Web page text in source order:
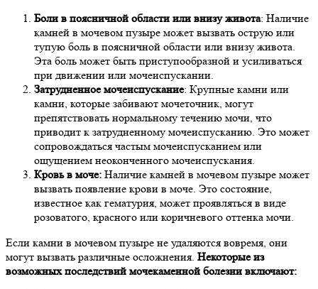
Боли в поясничной области или внизу живота: Наличие
камней в мочевом пузыре может вызвать острую или
тупую боль в поясничной области или внизу живота.
Эта боль может быть приступообразной и усиливаться
при движении или мочеиспускании.
Затрудненное мочеиспускание: Крупные камни или
камни, которые забивают мочеточник, могут
препятствовать нормальному течению мочи, что
приводит к затрудненному мочеиспусканию. Это может
сопровождаться частым мочеиспусканием или
ощущением неоконченного мочеиспускания.
Кровь в моче: Наличие камней в мочевом пузыре может
вызвать появление крови в моче. Это состояние,
известное как гематурия, может проявляться в виде
розоватого, красного или коричневого оттенка мочи.
Если камни в мочевом пузыре не удаляются вовремя, они
могут вызвать различные осложнения. Некоторые из
возможных последствий мочекаменной болезни включают: